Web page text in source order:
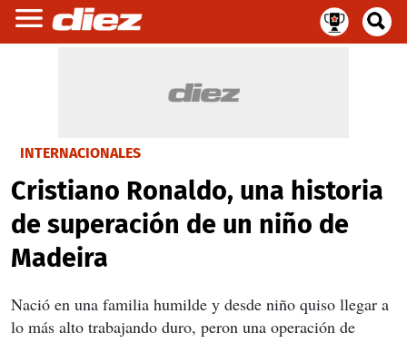
INTERNACIONALES
Cristiano Ronaldo, una historia
de superación de un niño de
Madeira
Nació en una familia humilde y desde niño quiso llegar a
lo más alto trabajando duro, peron una operación de